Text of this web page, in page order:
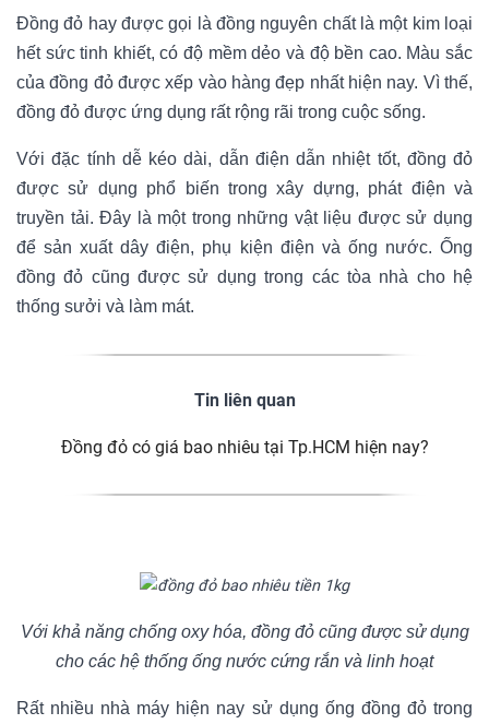
Đồng đỏ hay được gọi là đồng nguyên chất là một kim loại
hết sức tinh khiết, có độ mềm dẻo và độ bền cao. Màu sắc
của đồng đỏ được xếp vào hàng đẹp nhất hiện nay. Vì thế,
đồng đỏ được ứng dụng rất rộng rãi trong cuộc sống.
Với đặc tính dễ kéo dài, dẫn điện dẫn nhiệt tốt, đồng đỏ
được sử dụng phổ biến trong xây dựng, phát điện và
truyền tải. Đây là một trong những vật liệu được sử dụng
để sản xuất dây điện, phụ kiện điện và ống nước. Ống
đồng đỏ cũng được sử dụng trong các tòa nhà cho hệ
thống sưởi và làm mát.
Tin liên quan
Đồng đỏ có giá bao nhiêu tại Tp.HCM hiện nay?
Với khả năng chống oxy hóa, đồng đỏ cũng được sử dụng
cho các hệ thống ống nước cứng rắn và linh hoạt
Rất nhiều nhà máy hiện nay sử dụng ống đồng đỏ trong